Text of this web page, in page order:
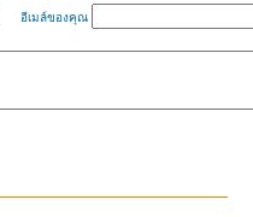
อีเมล์ของคุณ